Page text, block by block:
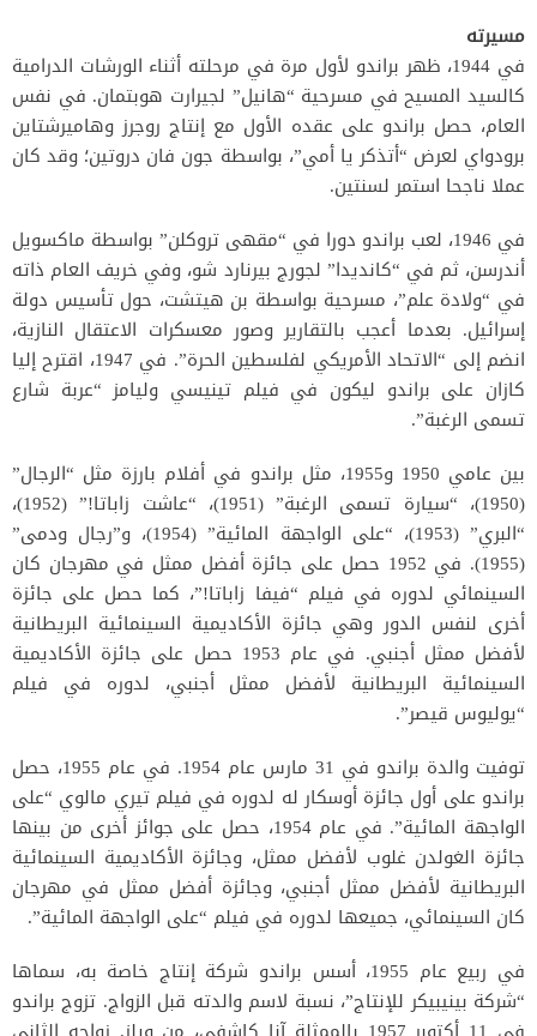
مسيرته
في 1944، ظهر براندو لأول مرة في مرحلته أثناء الورشات الدرامية
كالسيد المسيح في مسرحية “هانيل” لجيرارت هوبتمان. في نفس
العام، حصل براندو على عقده الأول مع إنتاج روجرز وهاميرشتاين
برودواي لعرض “أتذكر يا أمي”، بواسطة جون فان دروتين؛ وقد كان
عملا ناجحا استمر لسنتين.
في 1946، لعب براندو دورا في “مقهى تروكلن” بواسطة ماكسويل
أندرسن، ثم في “كانديدا” لجورج بيرنارد شو، وفي خريف العام ذاته
في “ولادة علم”، مسرحية بواسطة بن هيتشت، حول تأسيس دولة
إسرائيل. بعدما أعجب بالتقارير وصور معسكرات الاعتقال النازية،
انضم إلى “الاتحاد الأمريكي لفلسطين الحرة”. في 1947، اقترح إليا
كازان على براندو ليكون في فيلم تينيسي وليامز “عربة شارع
تسمى الرغبة”.
بين عامي 1950 و1955، مثل براندو في أفلام بارزة مثل “الرجال”
(1950)، “سيارة تسمى الرغبة” (1951)، “عاشت زاباتا!” (1952)،
“البري” (1953)، “على الواجهة المائية” (1954)، و”رجال ودمى”
(1955). في 1952 حصل على جائزة أفضل ممثل في مهرجان كان
السينمائي لدوره في فيلم “فيفا زاباتا!”، كما حصل على جائزة
أخرى لنفس الدور وهي جائزة الأكاديمية السينمائية البريطانية
لأفضل ممثل أجنبي. في عام 1953 حصل على جائزة الأكاديمية
السينمائية البريطانية لأفضل ممثل أجنبي، لدوره في فيلم
“يوليوس قيصر”.
توفيت والدة براندو في 31 مارس عام 1954. في عام 1955، حصل
براندو على أول جائزة أوسكار له لدوره في فيلم تيري مالوي “على
الواجهة المائية”. في عام 1954، حصل على جوائز أخرى من بينها
جائزة الغولدن غلوب لأفضل ممثل، وجائزة الأكاديمية السينمائية
البريطانية لأفضل ممثل أجنبي، وجائزة أفضل ممثل في مهرجان
كان السينمائي، جميعها لدوره في فيلم “على الواجهة المائية”.
في ربيع عام 1955، أسس براندو شركة إنتاج خاصة به، سماها
“شركة بينيبيكر للإنتاج”، نسبة لاسم والدته قبل الزواج. تزوج براندو